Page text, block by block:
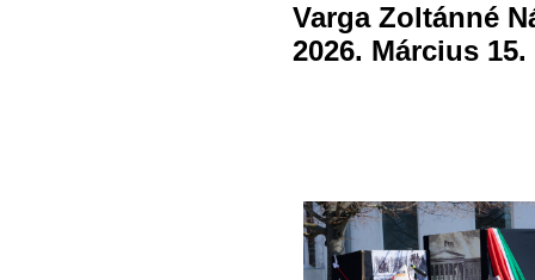
Varga Zoltánné
2026. Március 15.